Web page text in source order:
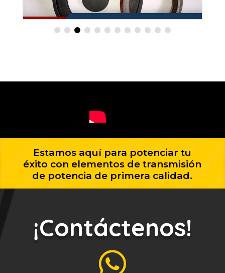
Estamos aquí para potenciar tu
éxito con elementos de transmisión
de potencia de primera calidad.
¡Contáctenos!
